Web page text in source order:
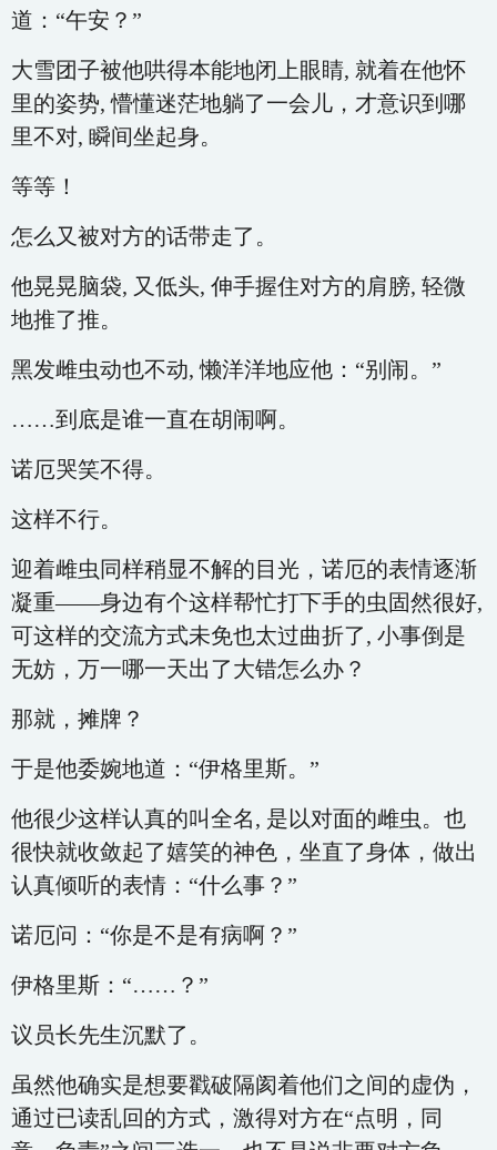
道：“午安？”
大雪团子被他哄得本能地闭上眼睛, 就着在他怀
里的姿势, 懵懂迷茫地躺了一会儿，才意识到哪
里不对, 瞬间坐起身。
等等！
怎么又被对方的话带走了。
他晃晃脑袋, 又低头, 伸手握住对方的肩膀, 轻微
地推了推。
黑发雌虫动也不动, 懒洋洋地应他：“别闹。”
……到底是谁一直在胡闹啊。
诺厄哭笑不得。
这样不行。
迎着雌虫同样稍显不解的目光，诺厄的表情逐渐
凝重——身边有个这样帮忙打下手的虫固然很好,
可这样的交流方式未免也太过曲折了, 小事倒是
无妨，万一哪一天出了大错怎么办？
那就，摊牌？
于是他委婉地道：“伊格里斯。”
他很少这样认真的叫全名, 是以对面的雌虫。也
很快就收敛起了嬉笑的神色，坐直了身体，做出
认真倾听的表情：“什么事？”
诺厄问：“你是不是有病啊？”
伊格里斯：“……？”
议员长先生沉默了。
虽然他确实是想要戳破隔阂着他们之间的虚伪，
通过已读乱回的方式，激得对方在“点明，同